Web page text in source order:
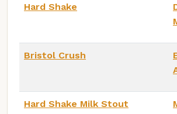
Hard Shake
Bristol Crush
Hard Shake Milk Stout